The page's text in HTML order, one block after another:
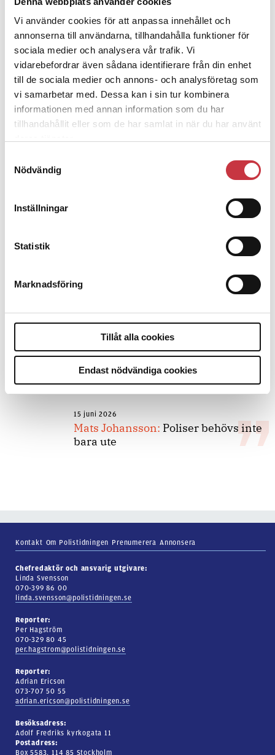
Vi använder cookies för att anpassa innehållet och
annonserna till användarna, tillhandahålla funktioner för
sociala medier och analysera vår trafik. Vi
vidarebefordrar även sådana identifierare från din enhet
till de sociala medier och annons- och analysföretag som
vi samarbetar med. Dessa kan i sin tur kombinera
informationen med annan information som du har
tillhandahållit eller som de har samlat in när du har använt
Nödvändig
Inställningar
Statistik
Marknadsföring
Tillåt alla cookies
Endast nödvändiga cookies
4 juni 2026
Polisregionen erkänner fel: ”Kommer
att rättas till”
Replik:
Det är inte evidenskrav som
7 juli 2026
Debatt:Med för höga krav på evidens
kan polisen inte göra något alls
15 juni 2026
Mats Johansson: Poliser behövs inte
bara ute
Kontakt Om Polistidningen Prenumerera Annonsera
Chefredaktör och ansvarig utgivare:
Linda Svensson
070-399 86 00
linda.svensson@polistidningen.se
Reporter:
Per Hagström
070-329 80 45
per.hagstrom@polistidningen.se
Reporter:
Adrian Ericson
073-707 50 55
adrian.ericson@polistidningen.se
Besöksadress:
Adolf Fredriks kyrkogata 11
Postadress:
Box 5583, 114 85 Stockholm